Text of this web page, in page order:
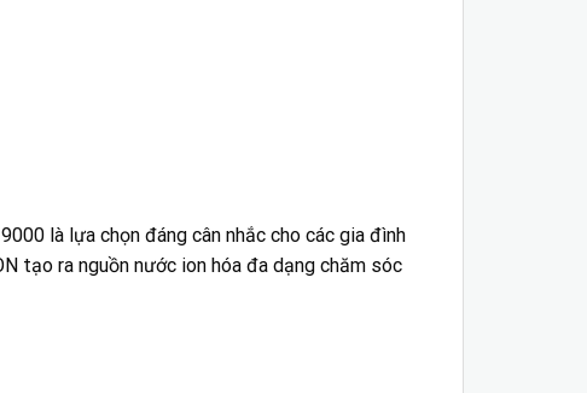
là lựa chọn đáng cân nhắc cho các gia đình
tạo ra nguồn nước ion hóa đa dạng chăm sóc